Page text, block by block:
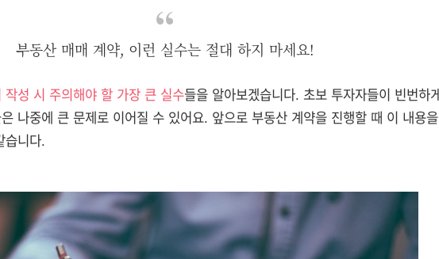
부동산 매매 계약, 이런 실수는 절대 하지 마세요!
작성 시 주의해야 할 가장 큰 실수들을 알아보겠습니다. 초보 투자자들이 빈번하게
나중에 큰 문제로 이어질 수 있어요. 앞으로 부동산 계약을 진행할 때 이 내용을
습니다.